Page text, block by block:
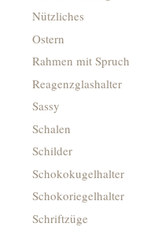
Nützliches
Ostern
Rahmen mit Spruch
Reagenzglashalter
Sassy
Schalen
Schilder
Schokokugelhalter
Schokoriegelhalter
Schriftzüge